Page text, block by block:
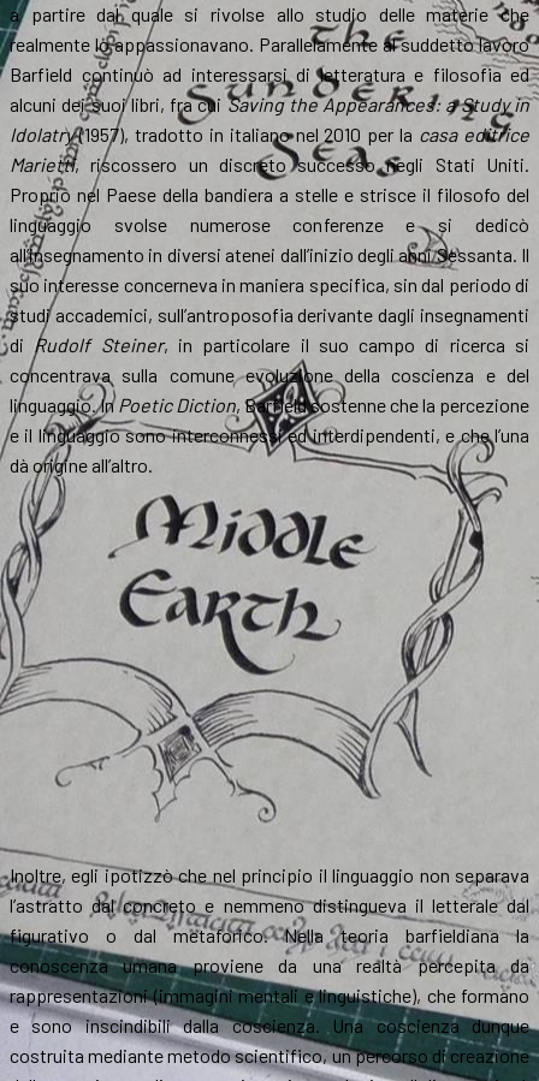
a partire dal quale si rivolse allo studio delle materie che
realmente lo appassionavano. Parallelamente al suddetto lavoro
Barfield continuò ad interessarsi di letteratura e filosofia ed
alcuni dei suoi libri, fra cuiSaving the Appearances: a Study in
Idolatry(1957), tradotto in italiano nel 2010 per la casa editrice
Marietti, riscossero un discreto successo negli Stati Uniti.
Proprio nel Paese della bandiera a stelle e strisce il filosofo del
linguaggio svolse numerose conferenze e si dedicò
all’insegnamento in diversi atenei dall’inizio degli anni Sessanta. Il
suo interesse concerneva in maniera specifica, sin dal periodo di
studi accademici, sull’antroposofia derivante dagli insegnamenti
di Rudolf Steiner, in particolare il suo campo di ricerca si
concentrava sulla comune evoluzione della coscienza e del
linguaggio. In Poetic Diction, Barfield sostenne che la percezione
e il linguaggio sono interconnessi ed interdipendenti, e che l’una
dà origine all’altro.
Inoltre, egli ipotizzò che nel principio il linguaggio non separava
l’astratto dal concreto e nemmeno distingueva il letterale dal
figurativo o dal metaforico. Nella teoria barfieldiana la
conoscenza umana proviene da una realtà percepita da
rappresentazioni (immagini mentali e linguistiche), che formano
e sono inscindibili dalla coscienza. Una coscienza dunque
costruita mediante metodo scientifico, un percorso di creazione